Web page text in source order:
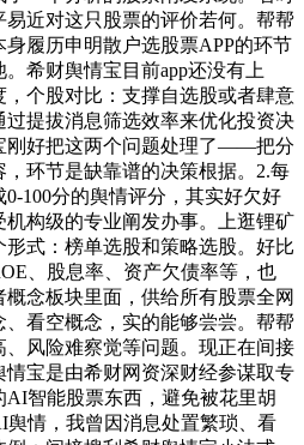
近对这只股票的评价若何。帮帮
履历申明散户选股票APP的环节
希财舆情宝目前app还没有上
个股对比：支撑自选股或者肆意
提拔消息筛选效率来优化投资决
刚好把这两个问题处理了——把分
环节是缺靠谱的决策根据。2.每
100分的舆情评分，其实好欠好
构级的专业阐发办事。上逛锂矿
式：榜单选股和策略选股。好比
、股息率、资产欠债率等，也
念板块里面，供给所有股票全网
看空概念，实的能够尝尝。帮帮
风险难察觉等问题。现正在间接
宝是由希财网资深财经参谋取专
智能股票东西，避免被花里胡
情，我曾因消息处置繁琐、看